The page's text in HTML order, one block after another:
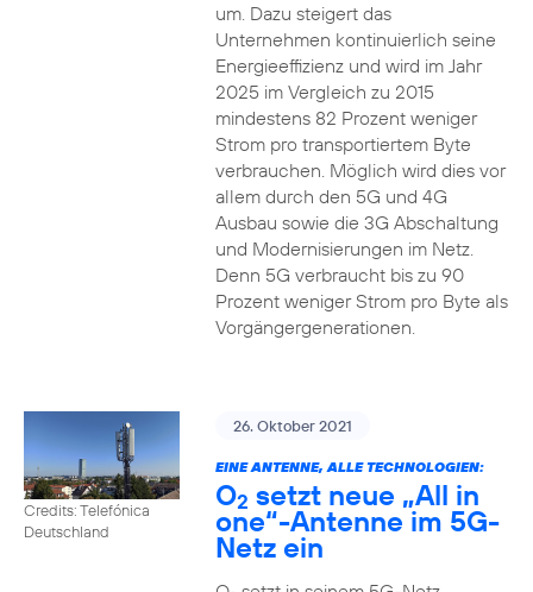
um. Dazu steigert das
Unternehmen kontinuierlich seine
Energieeffizienz und wird im Jahr
2025 im Vergleich zu 2015
mindestens 82 Prozent weniger
Strom pro transportiertem Byte
verbrauchen. Möglich wird dies vor
allem durch den 5G und 4G
Ausbau sowie die 3G Abschaltung
und Modernisierungen im Netz.
Denn 5G verbraucht bis zu 90
Prozent weniger Strom pro Byte als
Vorgängergenerationen.
Credits: Telefónica
Deutschland
26. Oktober 2021
EINE ANTENNE, ALLE TECHNOLOGIEN:
O2 setzt neue „All in
one“-Antenne im 5G-
Netz ein